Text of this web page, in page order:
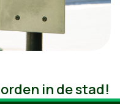
in de stad!